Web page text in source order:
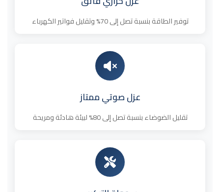
توفير الطاقة بنسبة تصل إلى 70% وتقليل فواتير الكهرباء
عزل صوتي ممتاز
تقليل الضوضاء بنسبة تصل إلى 80% لبيئة هادئة ومريحة